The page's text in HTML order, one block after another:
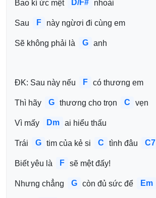
Bao kí ức mệt D/F# nhoài
Sau F này ngừơi đi cùng em
Sẽ không phải là G anh
ĐK: Sau này nếu F có thương em
Thì hãy G thương cho trọn C vẹn
Vì mấy Dm ai hiểu thấu
Trái G tim của kẻ si C tình đâu C7
Biết yêu là F sẽ mệt đấy!
Nhưng chẳng G còn đủ sức để Em